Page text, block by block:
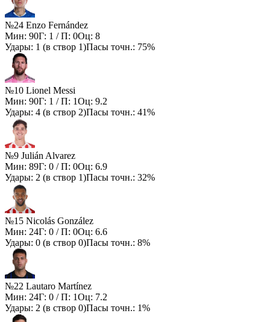
№24 Enzo Fernández
Мин: 90Г: 1 / П: 0Оц: 8
Удары: 1 (в створ 1)Пасы точн.: 75%
№10 Lionel Messi
Мин: 90Г: 1 / П: 1Оц: 9.2
Удары: 4 (в створ 2)Пасы точн.: 41%
№9 Julián Alvarez
Мин: 89Г: 0 / П: 0Оц: 6.9
Удары: 2 (в створ 1)Пасы точн.: 32%
№15 Nicolás González
Мин: 24Г: 0 / П: 0Оц: 6.6
Удары: 0 (в створ 0)Пасы точн.: 8%
№22 Lautaro Martínez
Мин: 24Г: 0 / П: 1Оц: 7.2
Удары: 2 (в створ 0)Пасы точн.: 1%